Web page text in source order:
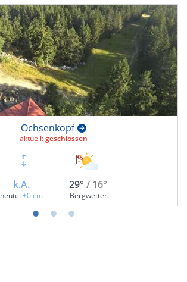
Ochsenkopf
aktuell:geschlossen
k.A.
heute:+0 cm
29° / 16°
Bergwetter